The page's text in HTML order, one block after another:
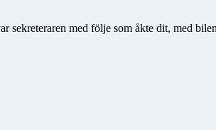
sekreteraren med följe som åkte dit, med